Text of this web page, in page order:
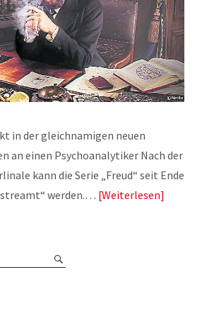
in der gleichnamigen neuen
an einen Psychoanalytiker Nach der
kann die Serie „Freud“ seit Ende
werden.… Weiterlesen